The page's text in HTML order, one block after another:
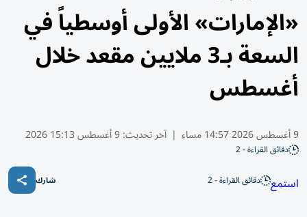
«الإمارات» الأولى أوسطياً في
السعة بـ3 ملايين مقعد خلال
أغسطس
9 أغسطس 2026 14:57 مساء | آخر تحديث:9 أغسطس 15:13 2026
دقائق القراءة - 2
استمع دقائق القراءة - 2 شارك